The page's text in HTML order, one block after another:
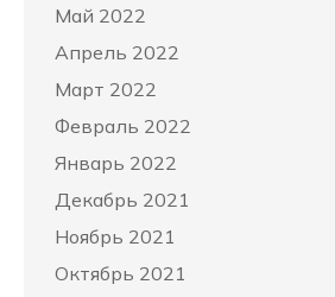
Май 2022
Апрель 2022
Март 2022
Февраль 2022
Январь 2022
Декабрь 2021
Ноябрь 2021
Октябрь 2021